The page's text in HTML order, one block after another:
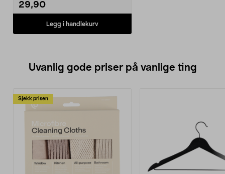
29,90
Legg i handlekurv
Uvanlig gode priser på vanlige ting
Sjekk prisen